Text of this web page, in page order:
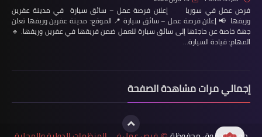
فرص عمل في سوريا إعلان فرصة عمل – سائق سيارة في مدينة عفرين
وريفها 📢 إعلان فرصة عمل – سائق سيارة 📍 الموقع: مدينة عفرين وريفها تعلن
جهة خاصة عن حاجتها إلى سائق سيارة للعمل ضمن فريقها في عفرين وريفها. 🔹
المهام: قيادة السيارة…
إجمالي مرات مشاهدة الصفحة